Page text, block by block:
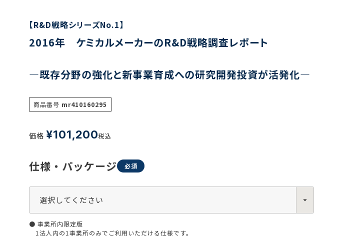
調査の種類で選ぶ
検索する
トップ
よくあるご質問
【R&D戦略シリーズNo.1】
2016年 ケミカルメーカーのR&D戦略調査レポート
―既存分野の強化と新事業育成への研究開発投資が活発化―
商品番号 mr410160295
価格 ¥101,200税込
仕様・パッケージ
● 事業所内限定版
1法人内の1事業所のみでご利用いただける仕様です。